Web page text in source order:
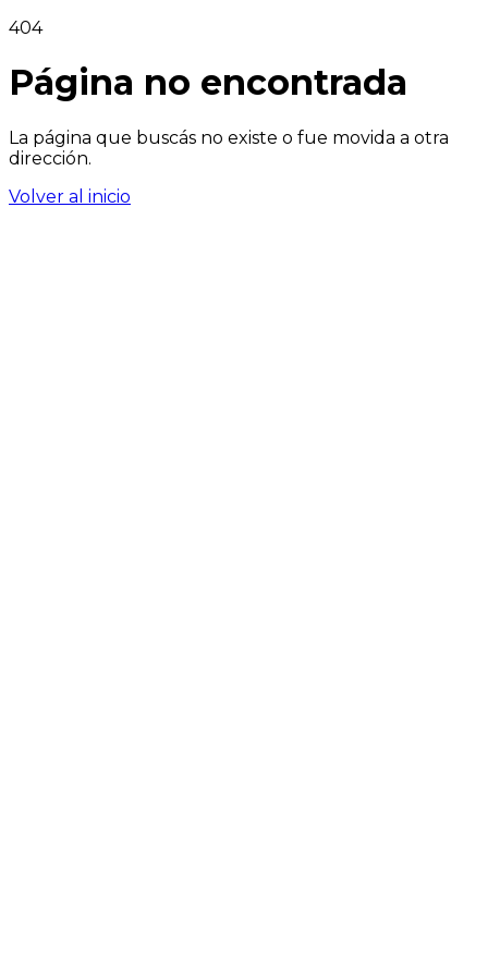
404
Página no encontrada
La página que buscás no existe o fue movida a otra
dirección.
Volver al inicio